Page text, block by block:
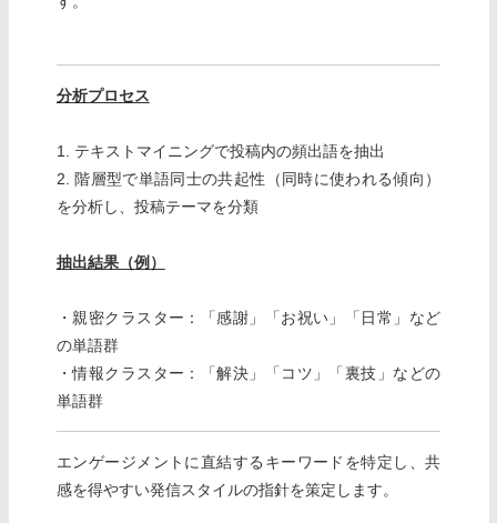
分析プロセス
1. テキストマイニングで投稿内の頻出語を抽出
2. 階層型で単語同士の共起性（同時に使われる傾向）
を分析し、投稿テーマを分類
抽出結果（例）
・親密クラスター：「感謝」「お祝い」「日常」など
の単語群
・情報クラスター：「解決」「コツ」「裏技」などの
単語群
エンゲージメントに直結するキーワードを特定し、共
感を得やすい発信スタイルの指針を策定します。